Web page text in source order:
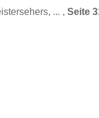
... , Seite